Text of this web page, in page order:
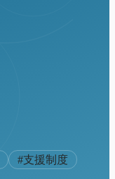
#支援制度